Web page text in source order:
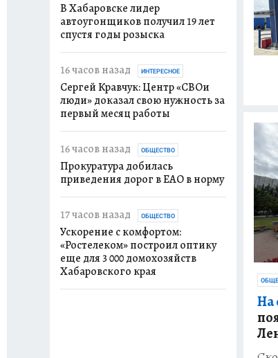
На
В Хабаровске лидер
автоугонщиков получил 19 лет
спустя годы розыска
16 часов назад ИНТЕРЕСНОЕ
Сергей Кравчук: Центр «СВОи
люди» доказал свою нужность за
первый месяц работы
16 часов назад ОБЩЕСТВО
Прокуратура добилась
приведения дорог в ЕАО в норму
17 часов назад ОБЩЕСТВО
Ускорение с комфортом:
«Ростелеком» построил оптику
еще для 3 000 домохозяйств
Хабаровского края